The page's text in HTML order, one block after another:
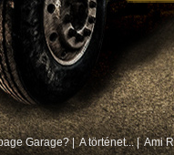
Garage? |A történet... |Ami